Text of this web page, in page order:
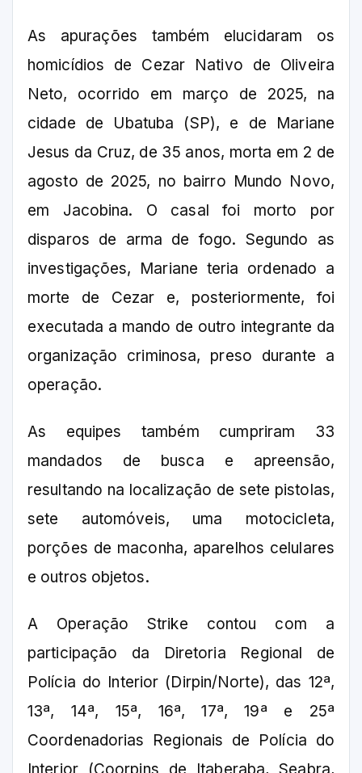
As apurações também elucidaram os
homicídios de Cezar Nativo de Oliveira
Neto, ocorrido em março de 2025, na
cidade de Ubatuba (SP), e de Mariane
Jesus da Cruz, de 35 anos, morta em 2 de
agosto de 2025, no bairro Mundo Novo,
em Jacobina. O casal foi morto por
disparos de arma de fogo. Segundo as
investigações, Mariane teria ordenado a
morte de Cezar e, posteriormente, foi
executada a mando de outro integrante da
organização criminosa, preso durante a
operação.
As equipes também cumpriram 33
mandados de busca e apreensão,
resultando na localização de sete pistolas,
sete automóveis, uma motocicleta,
porções de maconha, aparelhos celulares
e outros objetos.
A Operação Strike contou com a
participação da Diretoria Regional de
Polícia do Interior (Dirpin/Norte), das 12ª,
13ª, 14ª, 15ª, 16ª, 17ª, 19ª e 25ª
Coordenadorias Regionais de Polícia do